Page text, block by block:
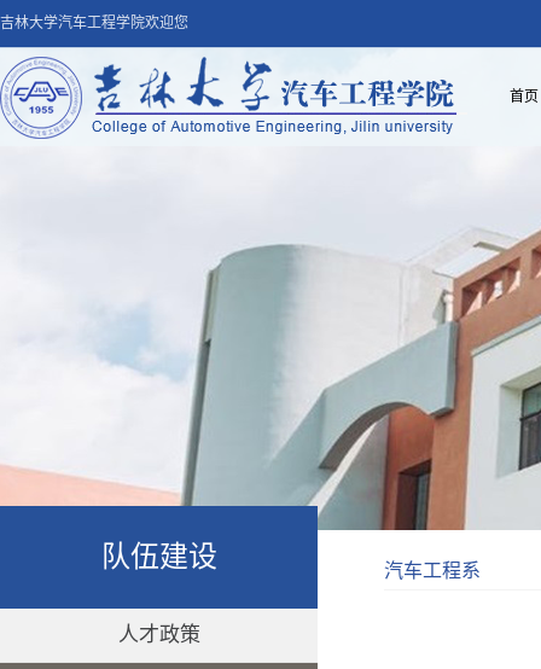
吉林大学汽车工程学院欢迎您
首页
队伍建设
人才政策
汽车工程系